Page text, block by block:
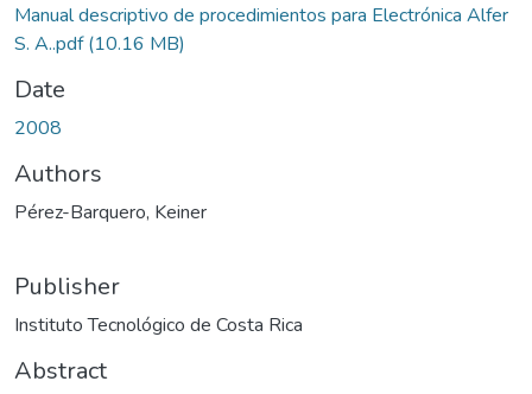
Manual descriptivo de procedimientos para Electrónica Alfer
S. A..pdf(10.16 MB)
Date
2008
Authors
Pérez-Barquero, Keiner
Publisher
Instituto Tecnológico de Costa Rica
Abstract